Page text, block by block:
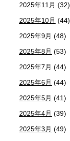
2025年11月 (32)
2025年10月 (44)
2025年9月 (48)
2025年8月 (53)
2025年7月 (44)
2025年6月 (44)
2025年5月 (41)
2025年4月 (39)
2025年3月 (49)